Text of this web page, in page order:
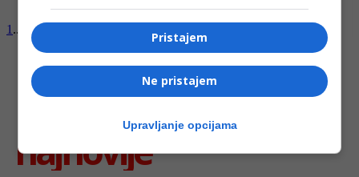
1 ... 1516
najnovije
Pristajem
Ne pristajem
Upravljanje opcijama